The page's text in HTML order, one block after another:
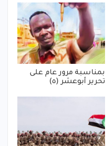
بمناسبة مرور عام على
تحرير أبوعشر (٥)